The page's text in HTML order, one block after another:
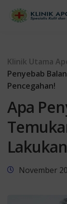
Klinik Utama
Penyebab
Pencegahan!
Apa
November